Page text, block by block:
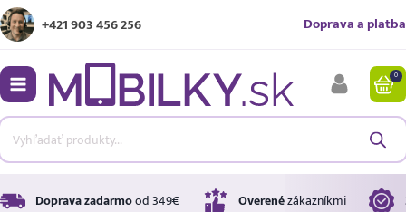
+421 903 456 256 Doprava a platba
0
Doprava zadarmood 349€ Overenézákazníkmi